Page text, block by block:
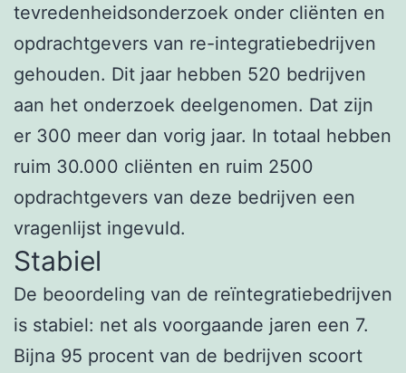
tevredenheidsonderzoek onder cliënten en
opdrachtgevers van re-integratiebedrijven
gehouden. Dit jaar hebben 520 bedrijven
aan het onderzoek deelgenomen. Dat zijn
er 300 meer dan vorig jaar. In totaal hebben
ruim 30.000 cliënten en ruim 2500
opdrachtgevers van deze bedrijven een
vragenlijst ingevuld.
Stabiel
De beoordeling van de reïntegratiebedrijven
is stabiel: net als voorgaande jaren een 7.
Bijna 95 procent van de bedrijven scoort